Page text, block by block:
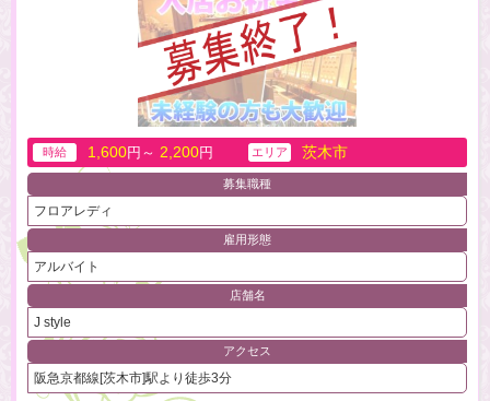
時給 1,600円～ 2,200円 エリア 茨木市
募集職種
フロアレディ
雇用形態
アルバイト
店舗名
J style
アクセス
阪急京都線[茨木市]駅より徒歩3分